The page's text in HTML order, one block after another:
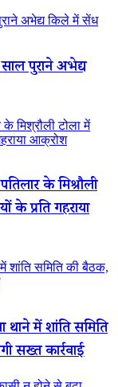
अभेद्य किले में सेंध
पुराने अभेद्य
मिश्रौली टोला में
आक्रोश
के मिश्रौली
के प्रति गहराया
शांति समिति की बैठक,
में शांति समिति
सख्त कार्रवाई